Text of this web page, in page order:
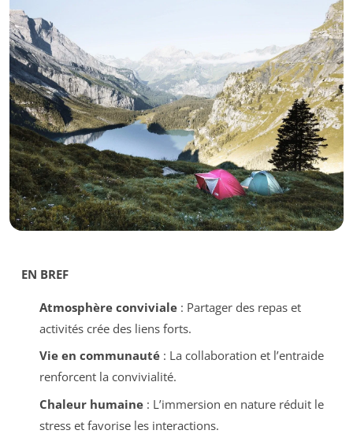
EN BREF
Atmosphère conviviale: Partager des repas et
activités crée des liens forts.
Vie en communauté: La collaboration et l’entraide
renforcent la convivialité.
Chaleur humaine: L’immersion en nature réduit le
stress et favorise les interactions.